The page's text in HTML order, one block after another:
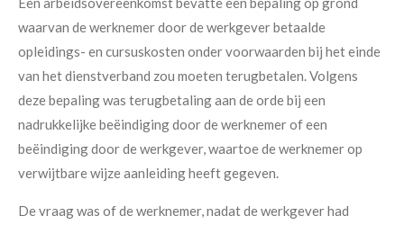
waarvan de werknemer door de werkgever betaalde
opleidings- en cursuskosten onder voorwaarden bij het einde
van het dienstverband zou moeten terugbetalen. Volgens
deze bepaling was terugbetaling aan de orde bij een
nadrukkelijke beëindiging door de werknemer of een
beëindiging door de werkgever, waartoe de werknemer op
verwijtbare wijze aanleiding heeft gegeven.
De vraag was of de werknemer, nadat de werkgever had